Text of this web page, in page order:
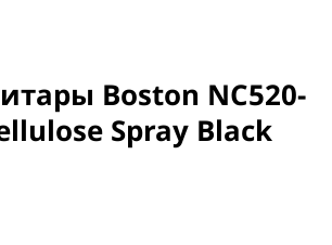
Boston NC520-
Spray Black